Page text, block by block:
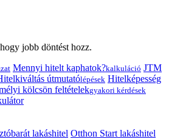
jobb döntést hozz.
Mennyi hitelt kaphatok?kalkuláció JTM
útmutatólépések Hitelképesség
kölcsön feltételekgyakori kérdések
lakáshitel Otthon Start lakáshitel